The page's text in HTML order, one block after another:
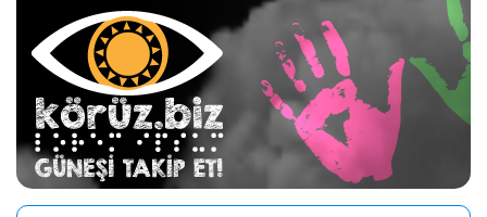
Ana içeriğe zıpla